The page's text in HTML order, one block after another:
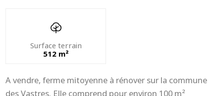
Surface terrain
512 m²
A vendre, ferme mitoyenne à rénover sur la commune
des Vastres. Elle comprend pour environ 100 m²